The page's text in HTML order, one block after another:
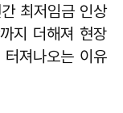
최저임금 인상
지 더해져 현장
져나오는 이유